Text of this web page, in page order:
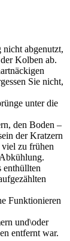
abgenutzt,
Kolben ab.
Sie nicht,
unter die
den Boden –
der Kratzern
zu frühen
enthüllten
Funktionieren
und\oder
entfernt war.